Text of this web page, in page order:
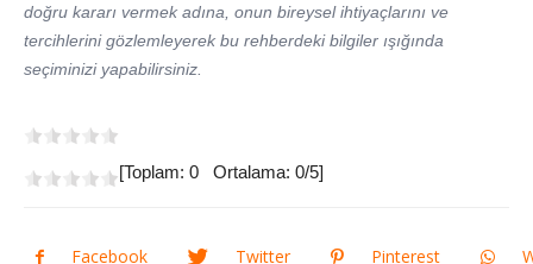
doğru kararı vermek adına, onun bireysel ihtiyaçlarını ve
tercihlerini gözlemleyerek bu rehberdeki bilgiler ışığında
seçiminizi yapabilirsiniz.
[Toplam: 0 Ortalama: 0/5]
Facebook Twitter Pinterest